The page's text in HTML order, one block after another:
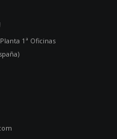
1ª Oficinas